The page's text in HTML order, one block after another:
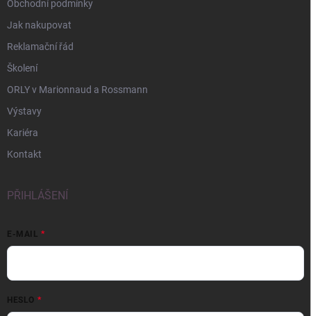
Obchodní podmínky
Jak nakupovat
Reklamační řád
Školení
ORLY v Marionnaud a Rossmann
Výstavy
Kariéra
Kontakt
PŘIHLÁŠENÍ
E-MAIL
HESLO